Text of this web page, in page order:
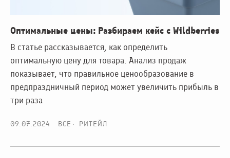
Оптимальные цены: Разбираем кейс с Wildberries
В статье рассказывается, как определить
оптимальную цену для товара. Анализ продаж
показывает, что правильное ценообразование в
предпраздничный период может увеличить прибыль в
три раза
09.07.2024 ВСЕ РИТЕЙЛ